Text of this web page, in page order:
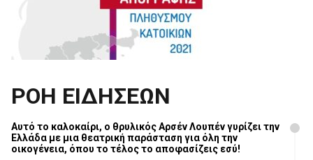
ΡΟΗ ΕΙΔΗΣΕΩΝ
Αυτό το καλοκαίρι, ο θρυλικός Αρσέν Λουπέν γυρίζει την
Ελλάδα με μια θεατρική παράσταση για όλη την
οικογένεια, όπου το τέλος το αποφασίζεις εσύ!